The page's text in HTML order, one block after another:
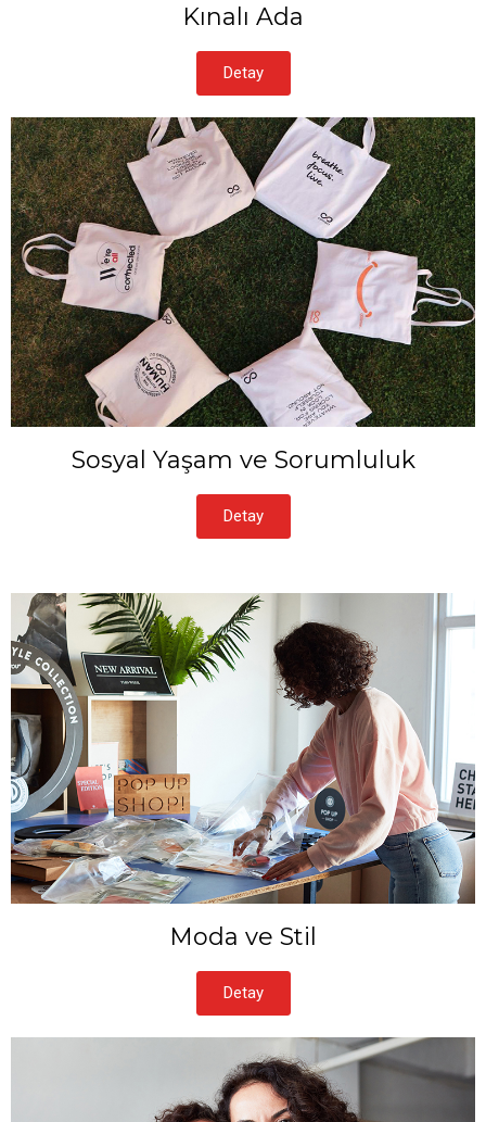
Kınalı Ada
Detay
Sosyal Yaşam ve Sorumluluk
Detay
Moda ve Stil
Detay